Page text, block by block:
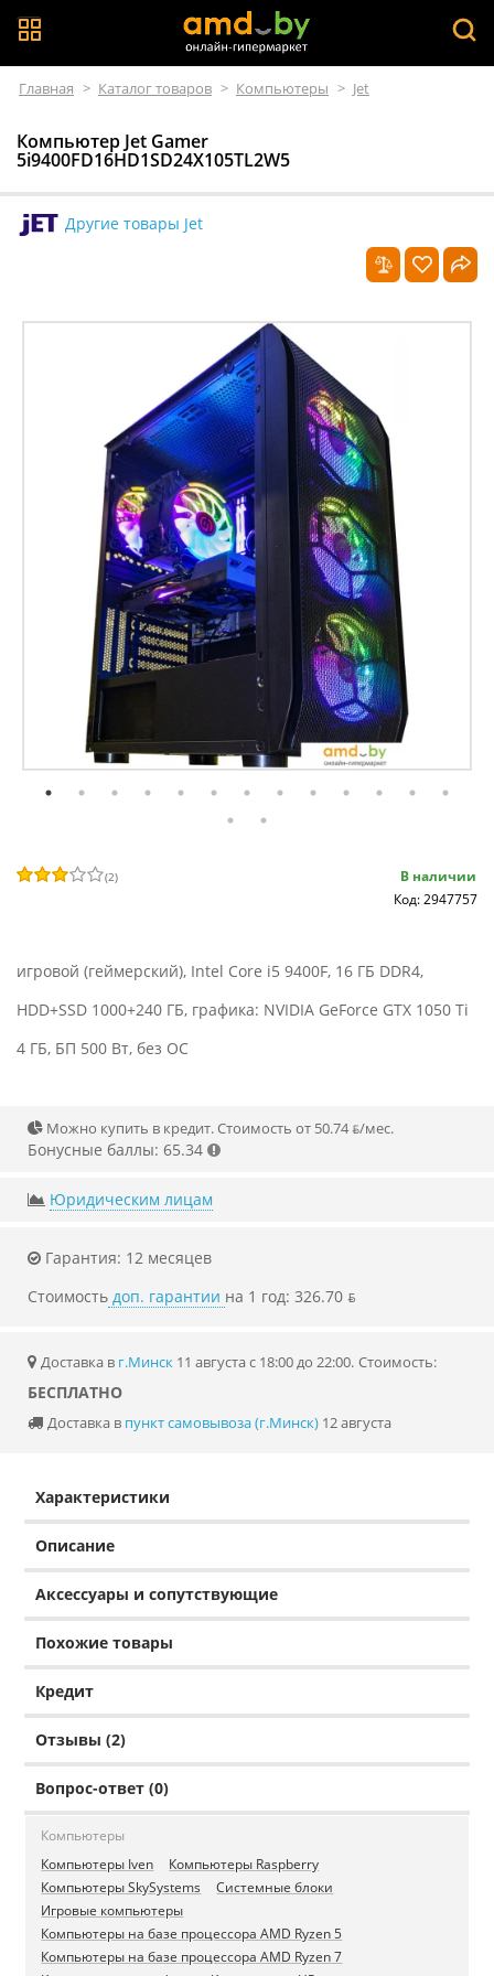
Главная > Каталог товаров > Компьютеры > Jet
Компьютер Jet Gamer
5i9400FD16HD1SD24X105TL2W5
Другие товары Jet
(2)
В наличии
Код: 2947757
игровой (геймерский), Intel Core i5 9400F, 16 ГБ DDR4,
HDD+SSD 1000+240 ГБ, графика: NVIDIA GeForce GTX 1050 Ti
4 ГБ, БП 500 Вт, без ОС
Можно купить в кредит. Стоимость от 50.74 ƃ/мec.
Бонусные баллы: 65.34
Юридическим лицам
Гарантия: 12 месяцев
Стоимость доп. гарантии на 1 год: 326.70 ƃ
Доставка в г.Минск 11 августа с 18:00 до 22:00. Стоимость:
БЕСПЛАТНО
Доставка в пункт самовывоза (г.Минск) 12 августа
Характеристики
Описание
Аксессуары и сопутствующие
Похожие товары
Кредит
Отзывы (2)
Вопрос-ответ (0)
Компьютеры
Компьютеры Iven
Компьютеры Raspberry
Компьютеры SkySystems
Системные блоки
Игровые компьютеры
Компьютеры на базе процессора AMD Ryzen 5
Компьютеры на базе процессора AMD Ryzen 7